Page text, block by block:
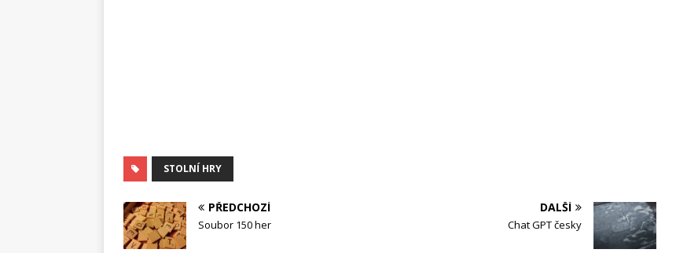
STOLNÍ HRY
PŘEDCHOZÍ
Soubor 150 her
DALŠÍ
Chat GPT česky